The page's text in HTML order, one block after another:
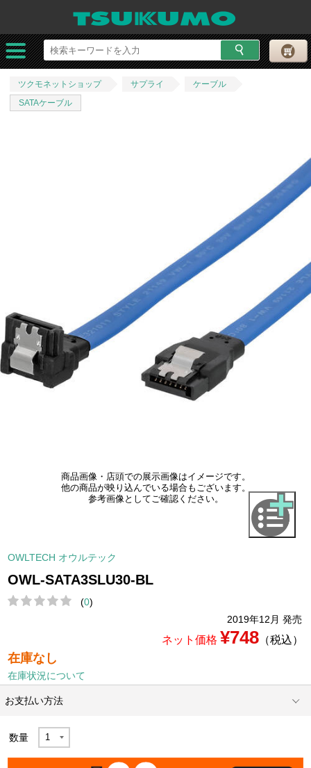
ツクモネットショップ サプライ
ケーブル
SATAケーブル
商品画像・店頭での展示画像はイメージです。
他の商品が映り込んでいる場合もございます。
参考画像としてご確認ください。
OWLTECH オウルテック
OWL-SATA3SLU30-BL
(0)
2019年12月 発売
ネット価格 ¥748（税込）
在庫なし
在庫状況について
お支払い方法
数量